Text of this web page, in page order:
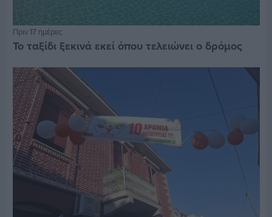
Πριν 17 ημέρες
Το ταξίδι ξεκινά εκεί όπου τελειώνει ο δρόμος